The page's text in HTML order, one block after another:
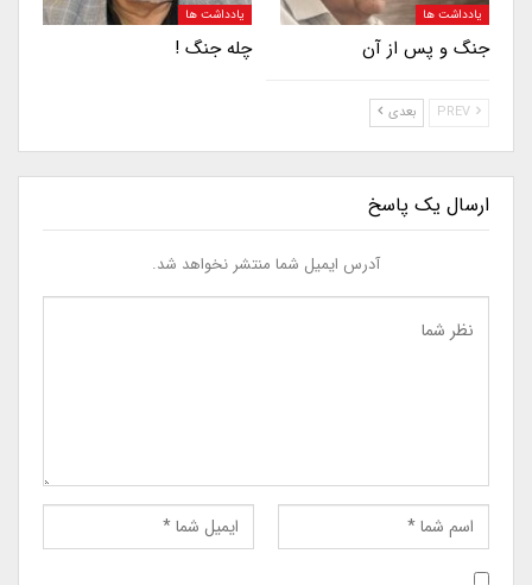
یادداشت ها
جنگ و پس از آن
یادداشت ها
چله جنگ !
بعدی
ارسال یک پاسخ
آدرس ایمیل شما منتشر نخواهد شد.